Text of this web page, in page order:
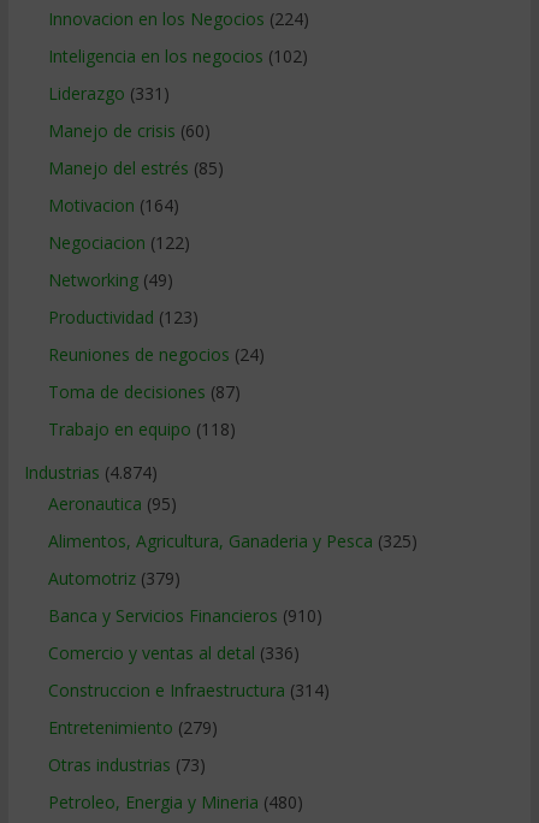
Innovacion en los Negocios (224)
Inteligencia en los negocios (102)
Liderazgo (331)
Manejo de crisis (60)
Manejo del estrés (85)
Motivacion (164)
Negociacion (122)
Networking(49)
Productividad (123)
Reuniones de negocios (24)
Toma de decisiones (87)
Trabajo en equipo (118)
Industrias (4.874)
Aeronautica (95)
Alimentos, Agricultura, Ganaderia y Pesca (325)
Automotriz(379)
Banca y Servicios Financieros (910)
Comercio y ventas al detal (336)
Construccion e Infraestructura (314)
Entretenimiento (279)
Otras industrias (73)
Petroleo, Energia y Mineria (480)